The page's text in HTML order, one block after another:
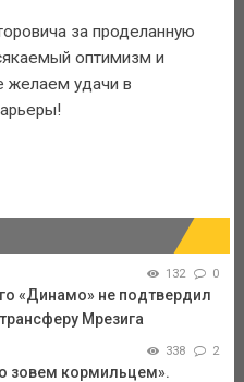
за проделанную
оптимизм и
желаем удачи в
132 0
«Динамо» не подтвердил
Мрезига
338 2
зовем кормильцем».